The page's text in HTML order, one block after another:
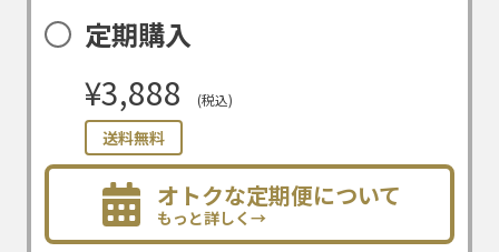
定期購入
¥3,888 (税込)
送料無料
オトクな定期便について
もっと詳しく→